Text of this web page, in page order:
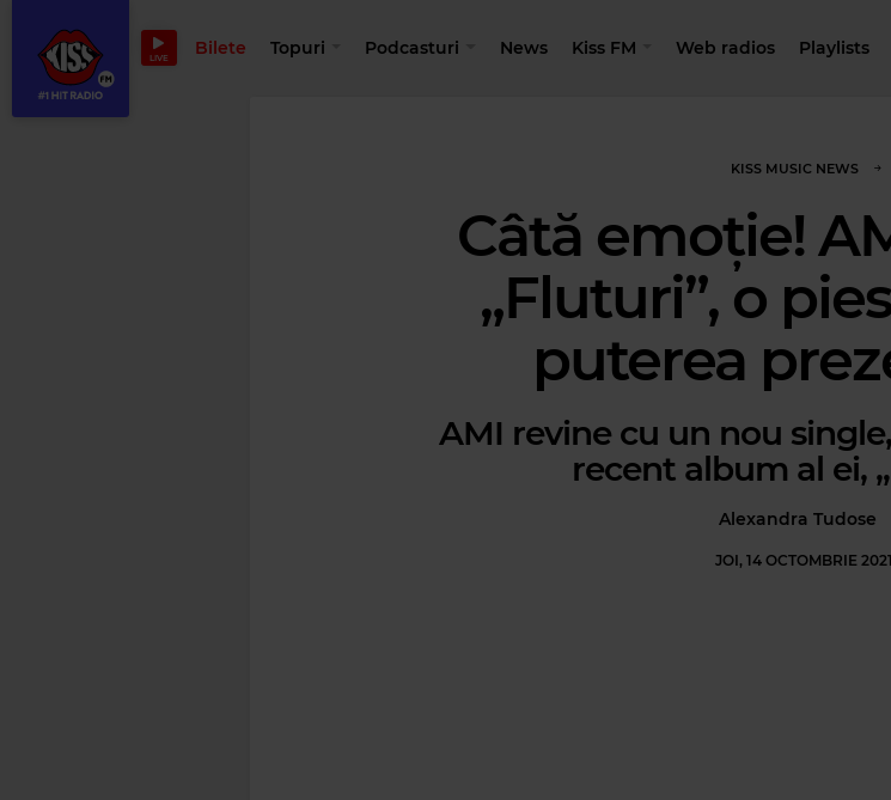
LIVE Bilete Topuri Podcasturi News Kiss FM Web radios Playlists
KISS MUSIC NEWS
Câtă emoție!
„Fluturi”, o
puterea
AMI revine cu un nou
recent album al ei,
Alexandra Tudose
JOI, 14 OCTOMBRIE 2021